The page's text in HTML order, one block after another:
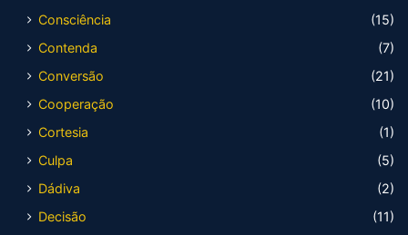
Consciência
(15)
Contenda
(7)
Conversão
(21)
Cooperação
(10)
Cortesia
(1)
Culpa
(5)
Dádiva
(2)
Decisão
(11)